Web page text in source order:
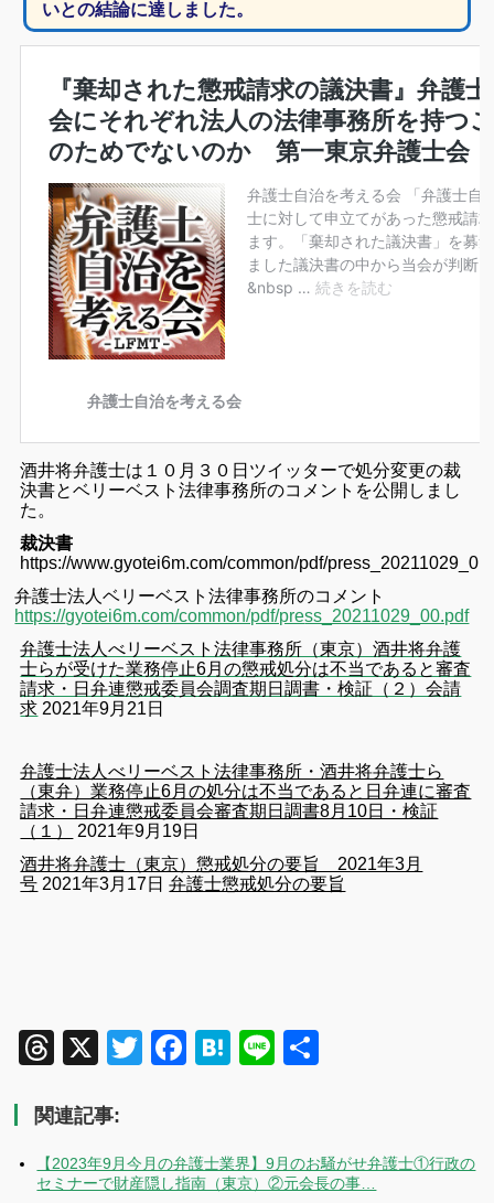
いとの結論に達しました。
酒井将弁護士は１０月３０日ツイッターで処分変更の裁
決書とベリーベスト法律事務所のコメントを公開しまし
た。
裁決書
https://www.gyotei6m.com/common/pdf/
弁護士法人ベリーベスト法律事務所のコメント
https://gyotei6m.com/common/pdf/press_20211029_00.pdf
弁護士法人べリーベスト法律事務所（東京）酒井将弁護
士らが受けた業務停止6月の懲戒処分は不当であると審査
請求・日弁連懲戒委員会調査期日調書・検証（２）会請
求 2021年9月21日
弁護士法人べリーベスト法律事務所・酒井将弁護士ら
（東弁）業務停止6月の処分は不当であると日弁連に審査
請求・日弁連懲戒委員会審査期日調書8月10日・検証
（１）
2021年9月19日
酒井将弁護士（東京）懲戒処分の要旨 2021年3月
号 2021年3月17日 弁護士懲戒処分の要旨
Threads
X Twitter
Facebook
Hatena
Line
関連記事:
【2023年9月今月の弁護士業界】9月のお騒がせ弁護士①行政の
セミナーで財産隠し指南（東京）②元会長の事…